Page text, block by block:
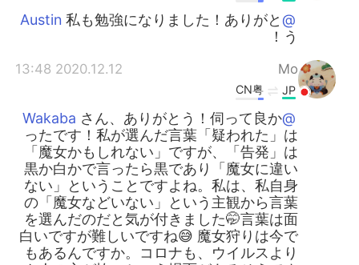
@Austin
私も勉強になりました！ありがと
う！
Mo
2020.12.12 13:48
JP
CN粤
@Wakaba
さん、ありがとう！伺って良か
ったです！私が選んだ言葉「疑われた」は
「魔女かもしれない」ですが、「告発」は
黒か白かで言ったら黒であり「魔女に違い
ない」ということですよね。私は、私自身
の「魔女などいない」という主観から言葉
を選んだのだと気が付きました🤭言葉は面
白いですが難しいですね😅 魔女狩りは今で
もあるんですか。コロナも、ウイルスより